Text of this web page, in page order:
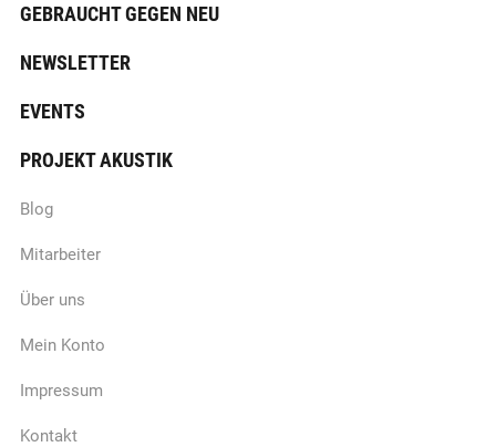
GEBRAUCHT GEGEN NEU
NEWSLETTER
EVENTS
PROJEKT AKUSTIK
Blog
Mitarbeiter
Über uns
Mein Konto
Impressum
Kontakt